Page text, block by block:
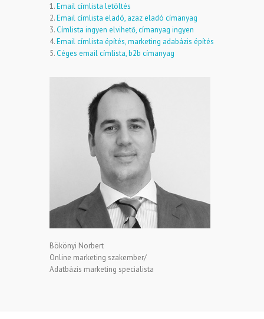
1.Email címlista letöltés
2.Email címlista eladó, azaz eladó címanyag
3.Címlista ingyen elvihető, címanyag ingyen
4.Email címlista építés, marketing adabázis építés
5.Céges email címlista, b2b címanyag
Bökönyi Norbert
Online marketing szakember/
Adatbázis marketing specialista